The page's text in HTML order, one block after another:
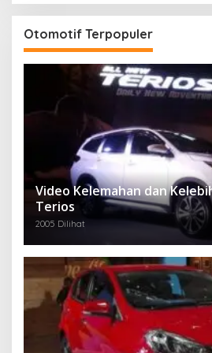
Otomotif Terpopuler
Video Kelemahan dan
Terios
2005 Dilihat